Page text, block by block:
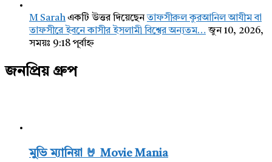
M Sarahএকটি উত্তর দিয়েছেনতাফসীরুল কুরআনিল আযীম বা
তাফসীরে ইবনে কাসীর ইসলামী বিশ্বের অন্যতম… জুন 10, 2026,
সময়ঃ 9:18 পূর্বাহ্ন
জনপ্রিয় গ্রুপ
মুভি ম্যানিয়া 🤘 Movie Mania